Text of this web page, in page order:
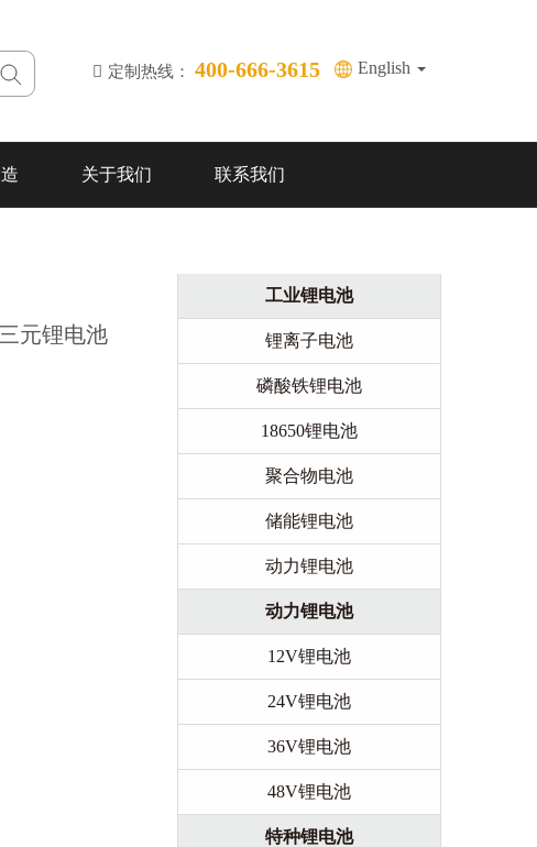
定制热线： 400-666-3615 English
关于我们 联系我们
元锂电池
工业锂电池
锂离子电池
磷酸铁锂电池
18650锂电池
聚合物电池
储能锂电池
动力锂电池
动力锂电池
12V锂电池
24V锂电池
36V锂电池
48V锂电池
特种锂电池